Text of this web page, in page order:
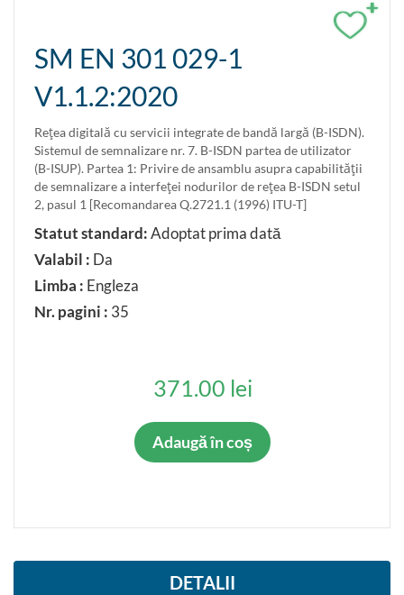
Confirmat
Restabilit
LIMBA ORIGINALĂ
Româna
Rusa
Engleza
Franceza
Germana
+
SM EN 301 029-1
V1.1.2:2020
Reţea digitală cu servicii integrate de bandă largă (B-ISDN).
Sistemul de semnalizare nr. 7. B-ISDN partea de utilizator
(B-ISUP). Partea 1: Privire de ansamblu asupra capabilităţii
de semnalizare a interfeţei nodurilor de reţea B-ISDN setul
2, pasul 1 [Recomandarea Q.2721.1 (1996) ITU-T]
Statut standard:Adoptat prima dată
Valabil : Da
Limba : Engleza
Nr. pagini : 35
371.00 lei
Adaugă în coș
DETALII